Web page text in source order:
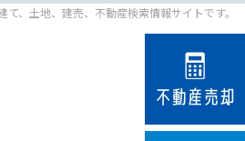
、土地、建売、不動産検索情報サイトです。